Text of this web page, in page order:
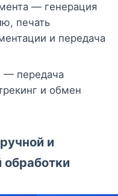
— генерация
печать
и передача
— передача
и обмен
и
обработки